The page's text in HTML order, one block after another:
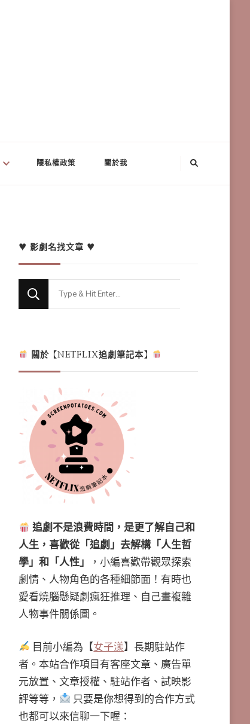
隱私權政策 關於我
♥ 影劇名找文章 ♥
Looking
關於【NETFLIX追劇筆記本】
追劇不是浪費時間，是更了解自己和
人生，喜歡從「追劇」去解構「人生哲
學」和「人性」
，小編喜歡帶觀眾探索
劇情、人物角色的各種細節面！有時也
愛看燒腦懸疑劇瘋狂推理、自己畫複雜
人物事件關係圖。
目前小編為【女子漾】長期駐站作
者。本站合作項目有客座文章、廣告單
元放置、文章授權、駐站作者、試映影
評等等，
只要是你想得到的合作方式
也都可以來信聊一下喔：